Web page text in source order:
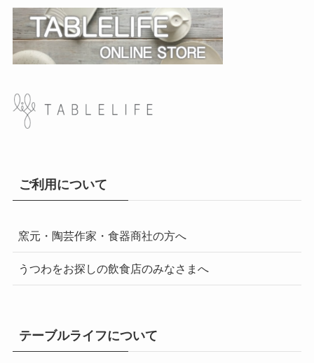
ご利用について
窯元・陶芸作家・食器商社の方へ
うつわをお探しの飲食店のみなさまへ
テーブルライフについて